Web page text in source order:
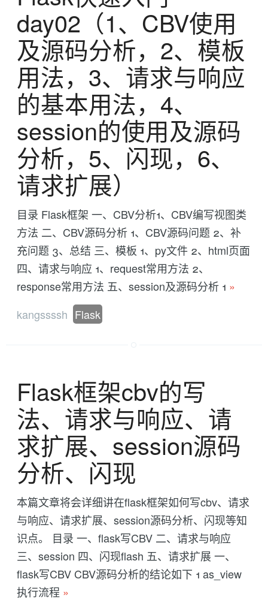
day02（1、CBV使用
及源码分析，2、模板
用法，3、请求与响应
的基本用法，4、
session的使用及源码
分析，5、闪现，6、
请求扩展）
目录 Flask框架 一、CBV分析1、CBV编写视图类
方法 二、CBV源码分析 1、CBV源码问题 2、补
充问题 3、总结 三、模板 1、py文件 2、html页面
四、请求与响应 1、request常用方法 2、
response常用方法 五、session及源码分析 1 »
kangssssh Flask
Flask框架cbv的写
法、请求与响应、请
求扩展、session源码
分析、闪现
本篇文章将会详细讲在flask框架如何写cbv、请求
与响应、请求扩展、session源码分析、闪现等知
识点。 目录 一、flask写CBV 二、请求与响应
三、session 四、闪现flash 五、请求扩展 一、
flask写CBV CBV源码分析的结论如下 1 as_view
执行流程 »